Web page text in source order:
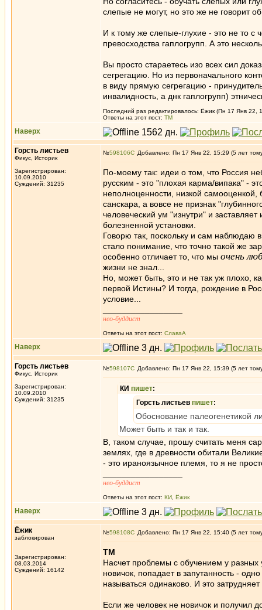
слепые не могут, но это же не говорит
И к тому же слепые-глухие - это не то с
превосходства гаплогрупп. А это
Вы просто стараетесь изо всех сил
сегрегацию. Но из первоначального
в виду прямую сегрегацию -
инвалидность, а днк гаплогрупп)
Последний раз редактировалось: Ёжик (Пн 17 Янв 22,
Ответы на этот пост: ТМ
Наверх
Горсть листьев
Фикус, Историк
Зарегистрирован:
10.09.2010
Суждений: 31235
№598106 Добавлено: Пн 17 Янв 22, 15:29 (5 лет
По-моему так: идеи о том, что Россия
русским - это "плохая карма/випака" -
неполноценности, низкой самооценкой,
санскара, а вовсе не признак
человеческий ум "изнутри" и
болезненной установки.
Говорю так, поскольку и сам наблюдаю
стало понимание, что точно такой же
особенно отличает то, что мы очень
жизни не знал...
Но, может быть, это и не так уж плохо,
первой Истины? И тогда, рождение в
условие...
нео-буддист
Ответы на этот пост: СлаваА
Наверх
Горсть листьев
Фикус, Историк
Зарегистрирован:
10.09.2010
Суждений: 31235
№598107 Добавлено: Пн 17 Янв 22, 15:39 (5 лет
КИ пишет:
Горсть листьев пишет:
Обоснование палеогенетикой
Может быть и так и так.
В, таком случае, прошу считать меня
землях, где в древности обитали
- это ираноязычное племя, то я не
нео-буддист
Ответы на этот пост: КИ Ёжик
Наверх
Ёжик
заблокирован
Зарегистрирован:
08.03.2014
Суждений: 16142
№598108 Добавлено: Пн 17 Янв 22, 15:40 (5 лет
ТМ
Насчет проблемы с обучением у
новичок, попадает в запутанность -
называться одинаково. И это
Если же человек не новичок и получил